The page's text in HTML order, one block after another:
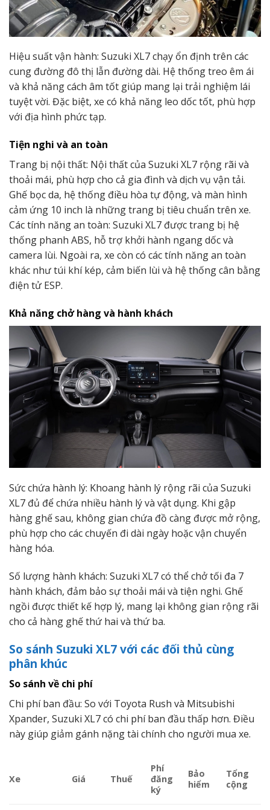
Hiệu suất vận hành: Suzuki XL7 chạy ổn định trên các
cung đường đô thị lẫn đường dài. Hệ thống treo êm ái
và khả năng cách âm tốt giúp mang lại trải nghiệm lái
tuyệt vời. Đặc biệt, xe có khả năng leo dốc tốt, phù hợp
với địa hình phức tạp.
Tiện nghi và an toàn
Trang bị nội thất: Nội thất của Suzuki XL7 rộng rãi và
thoải mái, phù hợp cho cả gia đình và dịch vụ vận tải.
Ghế bọc da, hệ thống điều hòa tự động, và màn hình
cảm ứng 10 inch là những trang bị tiêu chuẩn trên xe.
Các tính năng an toàn: Suzuki XL7 được trang bị hệ
thống phanh ABS, hỗ trợ khởi hành ngang dốc và
camera lùi. Ngoài ra, xe còn có các tính năng an toàn
khác như túi khí kép, cảm biến lùi và hệ thống cân bằng
điện tử ESP.
Khả năng chở hàng và hành khách
Sức chứa hành lý: Khoang hành lý rộng rãi của Suzuki
XL7 đủ để chứa nhiều hành lý và vật dụng. Khi gập
hàng ghế sau, không gian chứa đồ càng được mở rộng,
phù hợp cho các chuyến đi dài ngày hoặc vận chuyển
hàng hóa.
Số lượng hành khách: Suzuki XL7 có thể chở tối đa 7
hành khách, đảm bảo sự thoải mái và tiện nghi. Ghế
ngồi được thiết kế hợp lý, mang lại không gian rộng rãi
cho cả hàng ghế thứ hai và thứ ba.
So sánh Suzuki XL7 với các đối thủ cùng
phân khúc
So sánh về chi phí
Chi phí ban đầu: So với Toyota Rush và Mitsubishi
Xpander, Suzuki XL7 có chi phí ban đầu thấp hơn. Điều
này giúp giảm gánh nặng tài chính cho người mua xe.
Xe Giá Thuế
Phí
đăng
ký
Bảo
hiểm
Tổng
cộng